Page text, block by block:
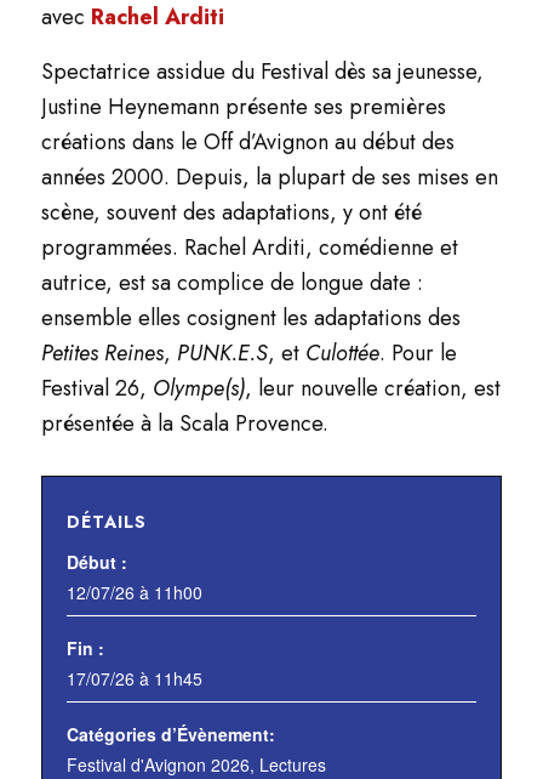
avec Rachel Arditi
Spectatrice assidue du Festival dès sa jeunesse,
Justine Heynemann présente ses premières
créations dans le Off d’Avignon au début des
années 2000. Depuis, la plupart de ses mises en
scène, souvent des adaptations, y ont été
programmées. Rachel Arditi, comédienne et
autrice, est sa complice de longue date :
ensemble elles cosignent les adaptations des
Petites Reines, PUNK.E.S, et Culottée. Pour le
Festival 26, Olympe(s), leur nouvelle création, est
présentée à la Scala Provence.
DÉTAILS
Début :
12/07/26 à 11h00
Fin :
17/07/26 à 11h45
Catégories d’Évènement:
Festival d'Avignon 2026, Lectures